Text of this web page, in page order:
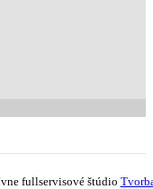
fullservisové štúdio